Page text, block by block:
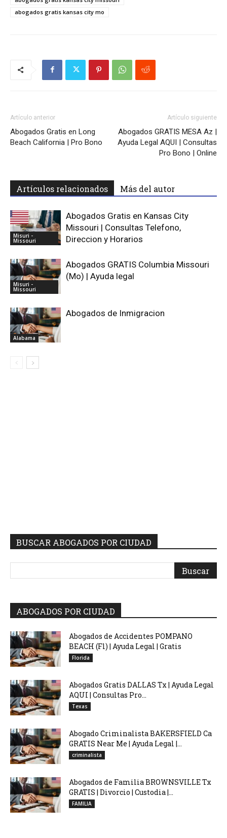
abogados gratis kansas city mo
Artículo anterior
Abogados Gratis en Long
Beach California | Pro Bono
Artículo siguiente
Abogados GRATIS MESA Az |
Ayuda Legal AQUI | Consultas
Pro Bono | Online
Artículos relacionados Más del autor
Misuri -
Missouri
Abogados Gratis en Kansas City
Missouri | Consultas Telefono,
Direccion y Horarios
Misuri -
Missouri
Abogados GRATIS Columbia Missouri
(Mo) | Ayuda legal
Alabama
Abogados de Inmigracion
BUSCAR ABOGADOS POR CIUDAD
ABOGADOS POR CIUDAD
Abogados de Accidentes POMPANO
BEACH (Fl) | Ayuda Legal | Gratis
Florida
Abogados Gratis DALLAS Tx | Ayuda Legal
AQUI | Consultas Pro...
Texas
Abogado Criminalista BAKERSFIELD Ca
GRATIS Near Me | Ayuda Legal |...
criminalista
Abogados de Familia BROWNSVILLE Tx
GRATIS | Divorcio | Custodia |...
FAMILIA